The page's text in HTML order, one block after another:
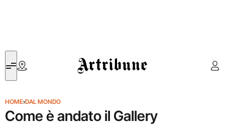
Artribune
HOME›DAL MONDO
Come è andato il Gallery